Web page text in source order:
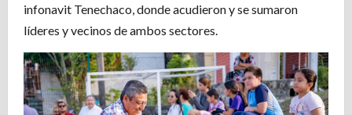
infonavit Tenechaco, donde acudieron y se sumaron
líderes y vecinos de ambos sectores.